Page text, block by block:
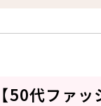
50代ファ